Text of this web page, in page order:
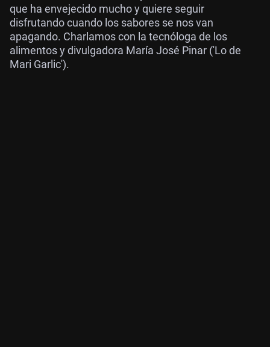
que ha envejecido mucho y quiere seguir
disfrutando cuando los sabores se nos van
apagando. Charlamos con la tecnóloga de los
alimentos y divulgadora María José Pinar ('Lo de
Mari Garlic').